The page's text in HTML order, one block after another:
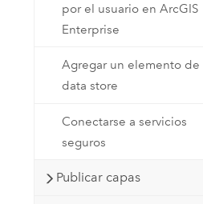
por el usuario en ArcGIS
Enterprise
Agregar un elemento de
data store
Conectarse a servicios
seguros
Publicar capas